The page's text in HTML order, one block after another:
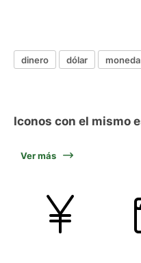
dinero dólar moneda
Iconos con el mismo
Ver más